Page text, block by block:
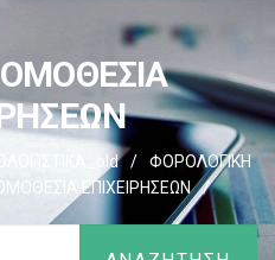
/
ΦΟΡΟΛΟΓΙΚΗ
ΕΠΙΧΕΙΡΗΣΕΩΝ /